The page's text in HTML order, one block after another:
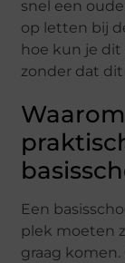
snel een
op letten bij
hoe kun je
zonder dat
Een
plek moeten
graag